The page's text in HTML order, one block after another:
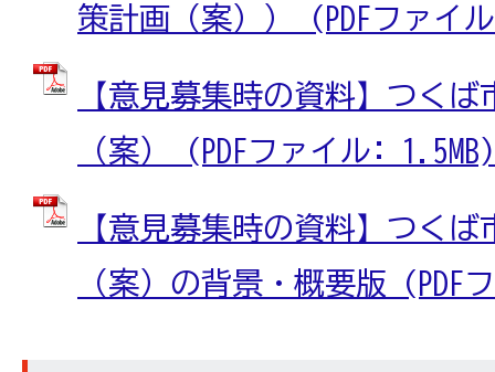
策計画（案）） (PDFファイ
【意見募集時の資料】つく
（案） (PDFファイル: 1.5MB)
【意見募集時の資料】つく
（案）の背景・概要版 (PDF